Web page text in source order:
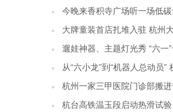
今晚来香积寺广场听一场低
大牌童装首店扎堆入驻 杭州大
遛娃神器、主题灯光秀 “六一”
从“六小龙”到“机器人总动员”
杭州一家三甲医院门诊部搬进
杭台高铁温玉段启动热滑试验